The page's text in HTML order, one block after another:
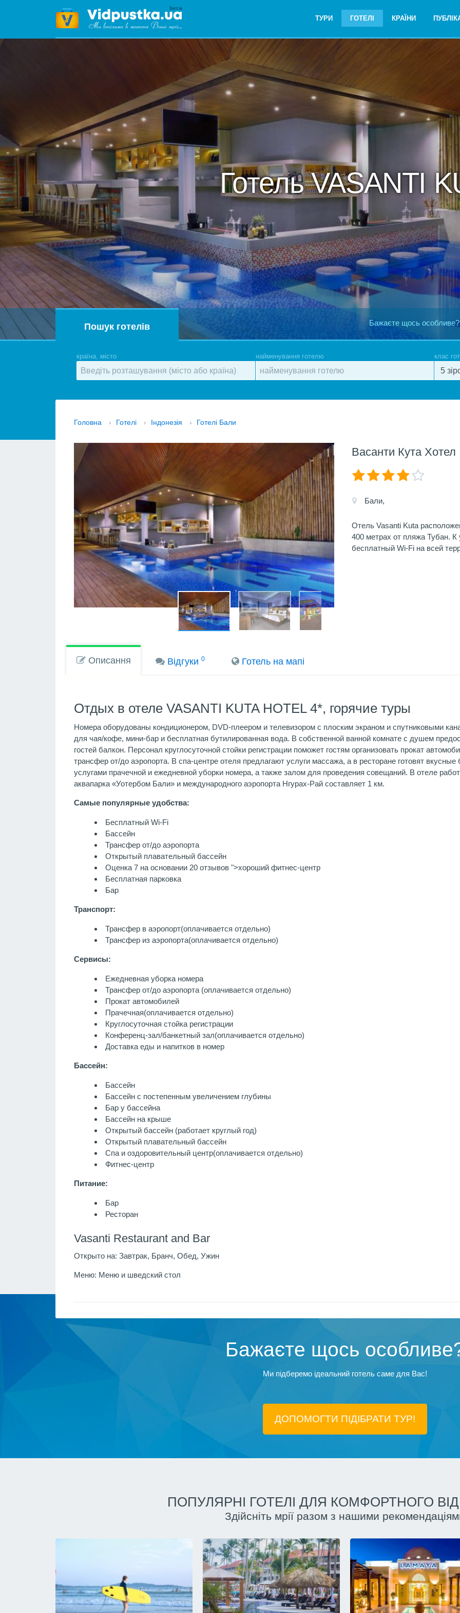
ТУРИ ГОТЕЛІ КРАЇНИ
Готель VASANTI
Бажаєте щось
Пошук готелів
країна, місто найменування готелю клас
Головна › Готелі › Індонезія › Готелі Бали
Васанти Кута Хотел
Бали,
Отель Vasanti Kuta
400 метрах от пляжа Тубан. К
бесплатный Wi-Fi на всей
Описання Вiдгуки0 Готель на мапi
Отдых в отеле VASANTI KUTA HOTEL 4*, горячие туры
Номера оборудованы кондиционером, DVD-плеером и телевизором с плоским экраном и спутниковыми
для чая/кофе, мини-бар и бесплатная бутилированная вода. В собственной ванной комнате с душем
гостей балкон. Персонал круглосуточной стойки регистрации поможет гостям организовать прокат
трансфер от/до аэропорта. В спа-центре отеля предлагают услуги массажа, а в ресторане готовят вкусные
услугами прачечной и ежедневной уборки номера, а также залом для проведения совещаний. В отеле
аквапарка «Уотербом Бали» и международного аэропорта Нгурах-Рай составляет 1 км.
Самые популярные удобства:
Бесплатный Wi-Fi
Бассейн
Трансфер от/до аэропорта
Открытый плавательный бассейн
Оценка 7 на основании 20 отзывов ">хороший фитнес-центр
Бесплатная парковка
Бар
Транспорт:
Трансфер в аэропорт(оплачивается отдельно)
Трансфер из аэропорта(оплачивается отдельно)
Сервисы:
Ежедневная уборка номера
Трансфер от/до аэропорта (оплачивается отдельно)
Прокат автомобилей
Прачечная(оплачивается отдельно)
Круглосуточная стойка регистрации
Конференц-зал/банкетный зал(оплачивается отдельно)
Доставка еды и напитков в номер
Бассейн:
Бассейн
Бассейн с постепенным увеличением глубины
Бар у бассейна
Бассейн на крыше
Открытый бассейн (работает круглый год)
Открытый плавательный бассейн
Спа и оздоровительный центр(оплачивается отдельно)
Фитнес-центр
Питание:
Бар
Ресторан
Vasanti Restaurant and Bar
Открыто на: Завтрак, Бранч, Обед, Ужин
Меню: Меню и шведский стол
Бажаєте щось
Ми підберемо ідеальний готель саме для Вас!
ДОПОМОГТИ ПІДIБРАТИ ТУР!
ПОПУЛЯРНІ ГОТЕЛІ ДЛЯ КОМФОРТНОГО
Здійсніть мрії разом з нашими